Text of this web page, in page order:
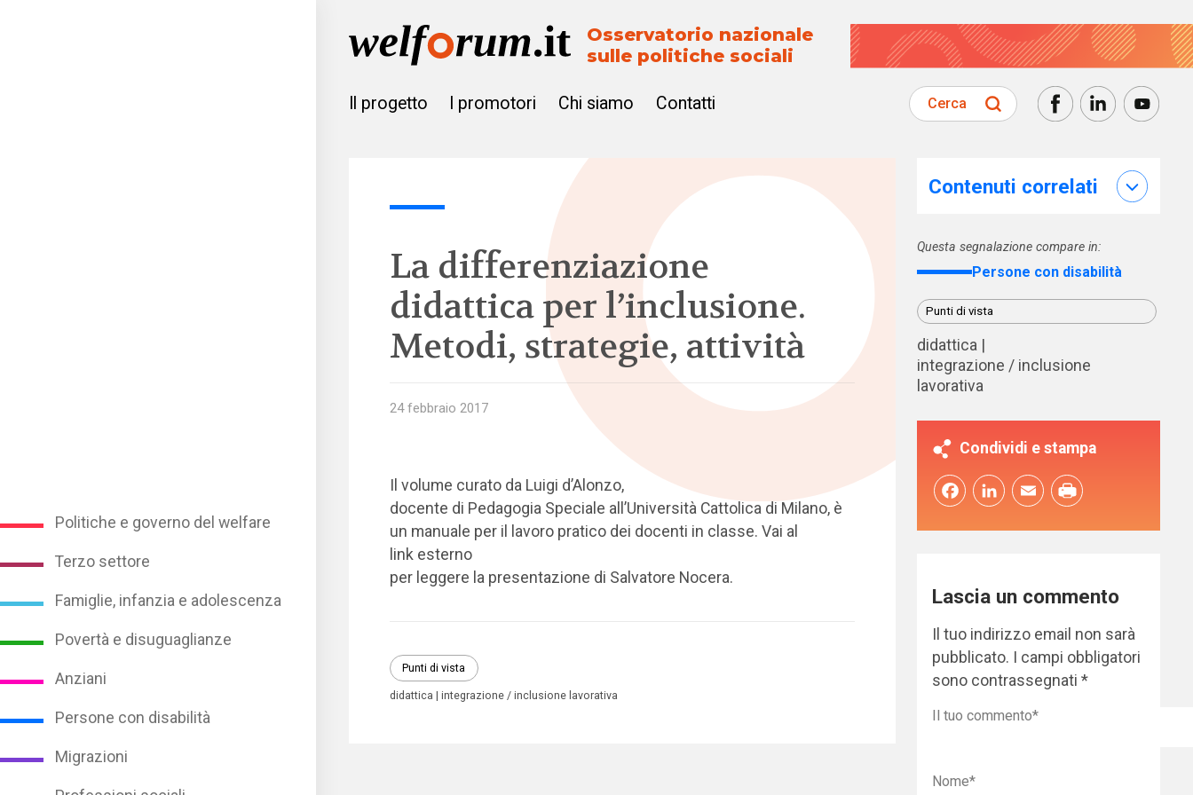
Politiche e governo del welfare
Terzo settore
Famiglie, infanzia e adolescenza
Povertà e disuguaglianze
Anziani
Persone con disabilità
Migrazioni
Osservatorio nazionale
sulle politiche sociali
Il progetto I promotori Chi siamo Contatti Cerca
La differenziazione
didattica per l’inclusione.
Metodi, strategie, attività
24 febbraio 2017
Il volume curato da Luigi d’Alonzo,
docente di Pedagogia Speciale all’Università Cattolica di Milano, è
un manuale per il lavoro pratico dei docenti in classe. Vai al
link esterno
per leggere la presentazione di Salvatore Nocera.
Punti di vista
didattica integrazione / inclusione lavorativa
Contenuti correlati
Questa segnalazione compare in:
Persone con disabilità
Punti di vista
didattica
integrazione / inclusione
lavorativa
Condividi e stampa
FacebookLinkedInEmail
Lascia un commento
Il tuo indirizzo email non sarà
pubblicato. I campi obbligatori
sono contrassegnati*